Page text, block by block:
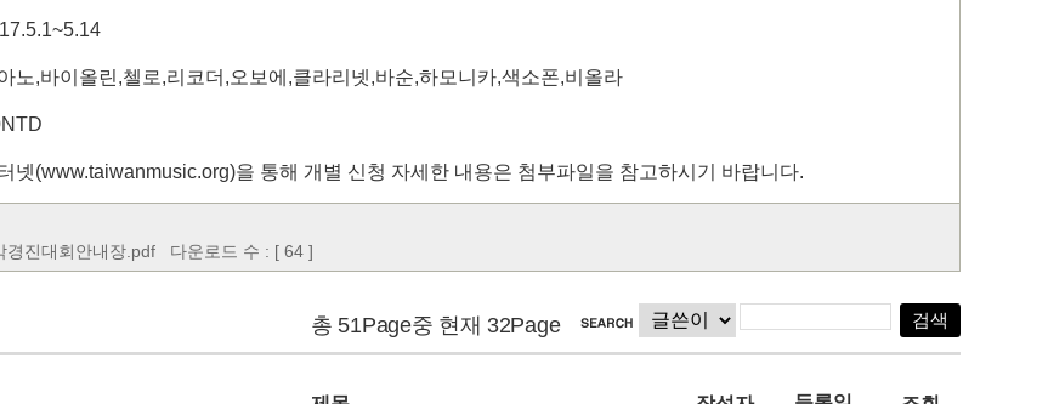
노,바이올린,첼로,리코더,오보에,클라리넷,바순,하모니카,색소폰,비올라
넷(www.taiwanmusic.org)을 통해 개별 신청 자세한 내용은 첨부파일을 참고하시기 바랍니다.
경진대회안내장.pdf 다운로드 수 : [ 64 ]
총 51Page중 현재 32Page